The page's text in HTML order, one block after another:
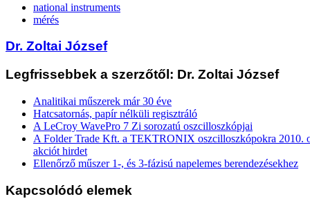
national instruments
mérés
Dr. Zoltai József
Legfrissebbek a szerzőtől: Dr. Zoltai József
Analitikai műszerek már 30 éve
Hatcsatornás, papír nélküli regisztráló
A LeCroy WavePro 7 Zi sorozatú oszcilloszkópjai
A Folder Trade Kft. a TEKTRONIX oszcilloszkópokra 2010.
akciót hirdet
Ellenőrző műszer 1-, és 3-fázisú napelemes berendezésekhez
Kapcsolódó elemek